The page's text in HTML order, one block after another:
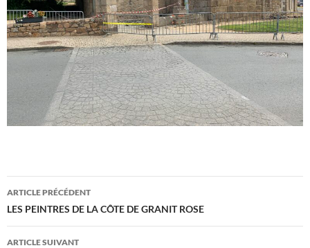
Navigation
des
articles
ARTICLE PRÉCÉDENT
LES PEINTRES DE LA CÔTE DE GRANIT ROSE
ARTICLE SUIVANT